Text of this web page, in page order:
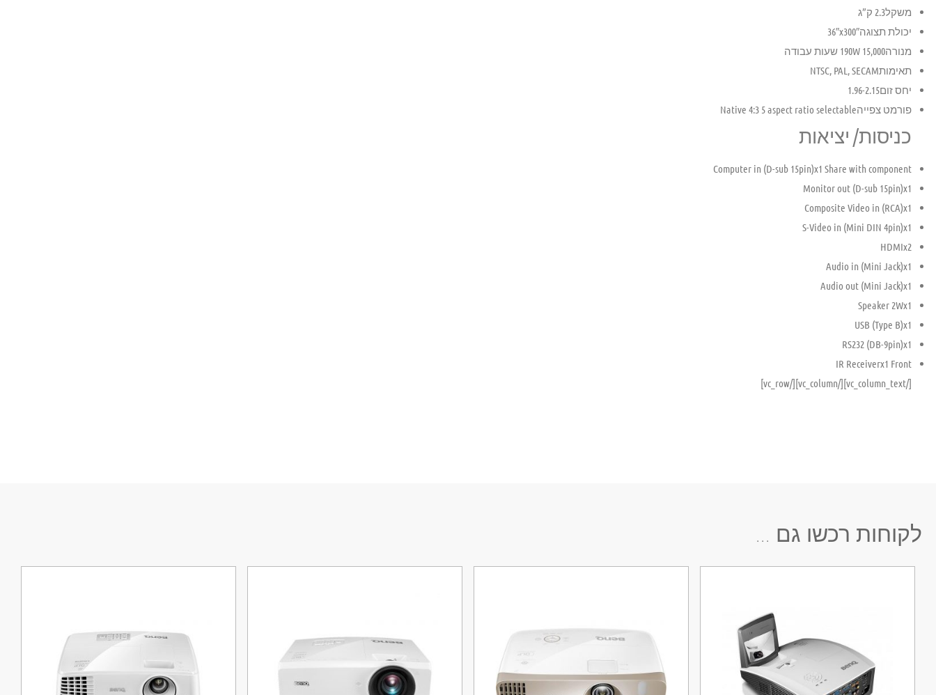
משקל2.3 ק”ג
יכולת תצוגה36″x300″
מנורה15,000 190W שעות עבודה
תאימותNTSC, PAL, SECAM
יחס זום1.96-2.15
פורמט צפייהNative 4:3 5 aspect ratio selectable
כניסות/ יציאות
Computer in (D-sub 15pin)x1 Share with component
Monitor out (D-sub 15pin)x1
Composite Video in (RCA)x1
S-Video in (Mini DIN 4pin)x1
HDMIx2
Audio in (Mini Jack)x1
Audio out (Mini Jack)x1
Speaker 2Wx1
USB (Type B)x1
RS232 (DB-9pin)x1
IR Receiverx1 Front
[/vc_column_text][/vc_column][/vc_row]
לקוחות רכשו גם ...